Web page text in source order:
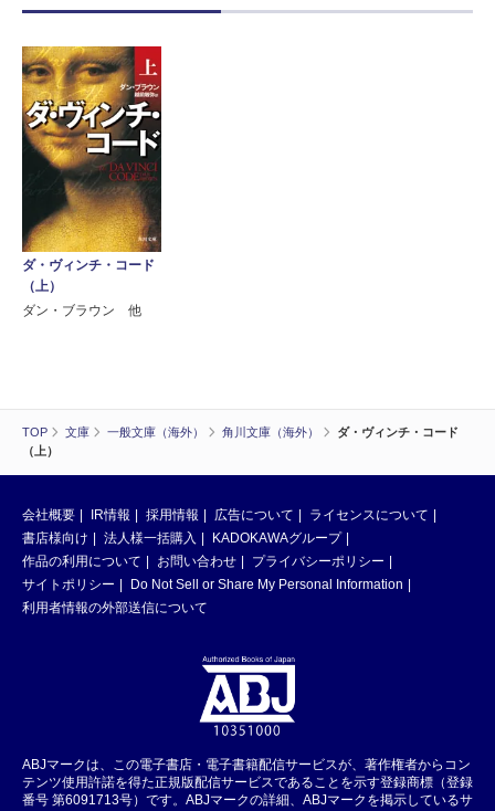
TOP 文庫 一般文庫（海外） 角川文庫（海外）
ダ・ヴィンチ・コード
（上）
ダ・ヴィンチ・コード
（上）
ダン・ブラウン 他
会社概要 IR情報 採用情報 広告について
ライセンスについて
書店様向け
法人様一括購入
KADOKAWAグループ
作品の利用について
お問い合わせ
プライバシーポリシー
サイトポリシー
Do Not Sell or Share My Personal Information
利用者情報の外部送信について
ABJマークは、この電子書店・電子書籍配信サービスが、著作権者からコン
テンツ使用許諾を得た正規版配信サービスであることを示す登録商標（登録
番号 第6091713号）です。ABJマークの詳細、ABJマークを掲示しているサ